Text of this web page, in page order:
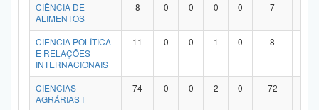
CIÊNCIA DE
ALIMENTOS
8 0 0 0 0 7
CIÊNCIA POLÍTICA
E RELAÇÕES
INTERNACIONAIS
11 0 0 1 0 8
CIÊNCIAS
AGRÁRIAS I
74 0 0 2 0 72